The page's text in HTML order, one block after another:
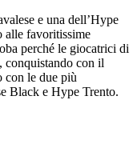
e una dell’Hype
alle favoritissime
perché le giocatrici di
conquistando con il
con le due più
Black e Hype Trento.